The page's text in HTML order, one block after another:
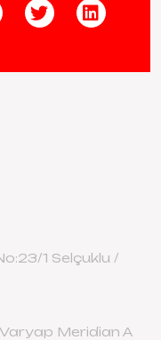
1 Selçuklu /
Meridian A